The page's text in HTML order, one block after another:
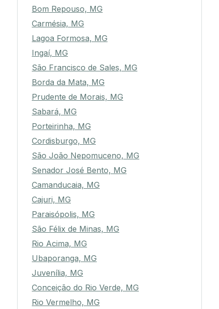
Bom Repouso, MG
Carmésia, MG
Lagoa Formosa, MG
Ingaí, MG
São Francisco de Sales, MG
Borda da Mata, MG
Prudente de Morais, MG
Sabará, MG
Porteirinha, MG
Cordisburgo, MG
São João Nepomuceno, MG
Senador José Bento, MG
Camanducaia, MG
Cajuri, MG
Paraisópolis, MG
São Félix de Minas, MG
Rio Acima, MG
Ubaporanga, MG
Juvenília, MG
Conceição do Rio Verde, MG
Rio Vermelho, MG